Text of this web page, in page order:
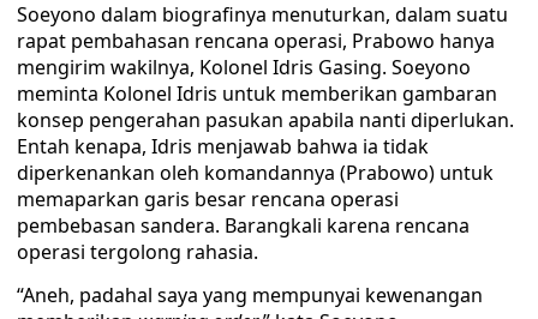
Soeyono dalam biografinya menuturkan, dalam suatu
rapat pembahasan rencana operasi, Prabowo hanya
mengirim wakilnya, Kolonel Idris Gasing. Soeyono
meminta Kolonel Idris untuk memberikan gambaran
konsep pengerahan pasukan apabila nanti diperlukan.
Entah kenapa, Idris menjawab bahwa ia tidak
diperkenankan oleh komandannya (Prabowo) untuk
memaparkan garis besar rencana operasi
pembebasan sandera. Barangkali karena rencana
operasi tergolong rahasia.
“Aneh, padahal saya yang mempunyai kewenangan